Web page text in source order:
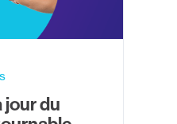
jour du